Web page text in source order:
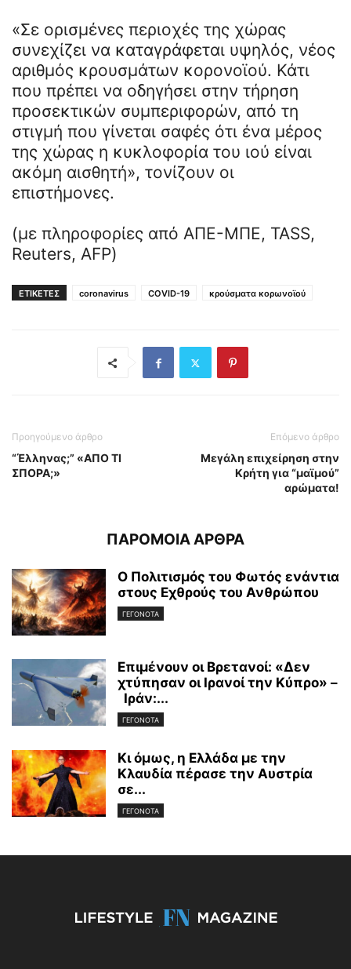
«Σε ορισμένες περιοχές της χώρας
συνεχίζει να καταγράφεται υψηλός, νέος
αριθμός κρουσμάτων κορονοϊού. Κάτι
που πρέπει να οδηγήσει στην τήρηση
προσεκτικών συμπεριφορών, από τη
στιγμή που γίνεται σαφές ότι ένα μέρος
της χώρας η κυκλοφορία του ιού είναι
ακόμη αισθητή», τονίζουν οι
επιστήμονες.
(με πληροφορίες από ΑΠΕ-ΜΠΕ, TASS,
Reuters, AFP)
ΕΤΙΚΕΤΕΣ coronavirus COVID-19 κρούσματα κορωνοϊού
Προηγούμενο άρθρο
“Έλληνας;” «ΑΠΟ ΤΙ
ΣΠΟΡΑ;»
Επόμενο άρθρο
Μεγάλη επιχείρηση στην
Κρήτη για “μαϊμού”
αρώματα!
ΠΑΡΟΜΟΙΑ ΑΡΘΡΑ
Ο Πολιτισμός του Φωτός ενάντια
στους Εχθρούς του Ανθρώπου
ΓΕΓΟΝΟΤΑ
Επιμένουν οι Βρετανοί: «Δεν
χτύπησαν οι Ιρανοί την Κύπρο» –
Ιράν:...
ΓΕΓΟΝΟΤΑ
Κι όμως, η Ελλάδα με την
Κλαυδία πέρασε την Αυστρία
σε...
ΓΕΓΟΝΟΤΑ